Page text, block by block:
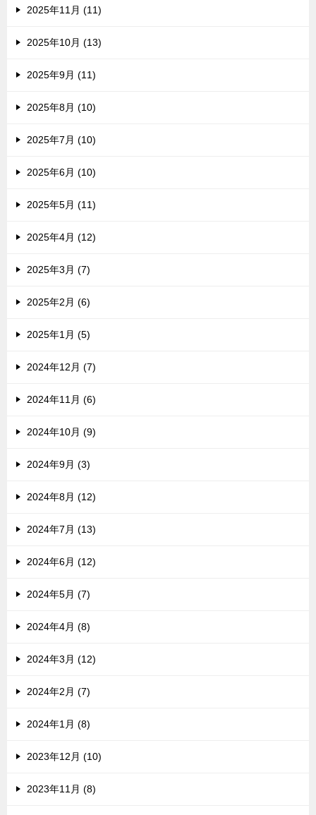
2025年11月 (11)
2025年10月 (13)
2025年9月 (11)
2025年8月 (10)
2025年7月 (10)
2025年6月 (10)
2025年5月 (11)
2025年4月 (12)
2025年3月 (7)
2025年2月 (6)
2025年1月 (5)
2024年12月 (7)
2024年11月 (6)
2024年10月 (9)
2024年9月 (3)
2024年8月 (12)
2024年7月 (13)
2024年6月 (12)
2024年5月 (7)
2024年4月 (8)
2024年3月 (12)
2024年2月 (7)
2024年1月 (8)
2023年12月 (10)
2023年11月 (8)